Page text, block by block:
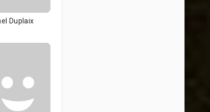
Duplaix